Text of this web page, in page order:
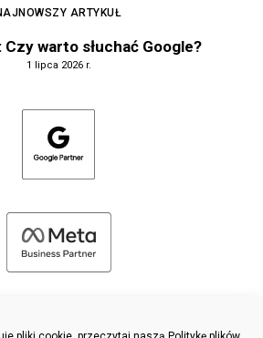
ARTYKUŁ
Czy warto słuchać Google?
1 lipca 2026 r.